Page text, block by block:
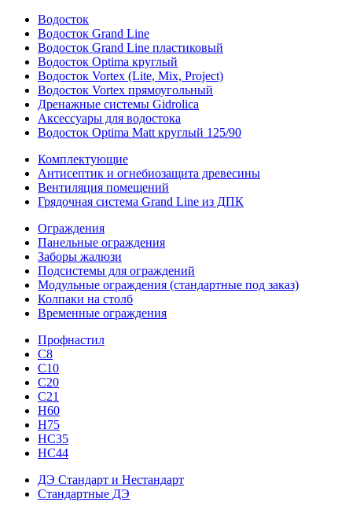
Водосток
Водосток Grand Line
Водосток Grand Line пластиковый
Водосток Optima круглый
Водосток Vortex (Lite, Mix, Project)
Водосток Vortex прямоугольный
Дренажные системы Gidrolica
Аксессуары для водостока
Водосток Optima Matt круглый 125/90
Комплектующие
Антисептик и огнебиозащита древесины
Вентиляция помещений
Грядочная система Grand Line из ДПК
Ограждения
Панельные ограждения
Заборы жалюзи
Подсистемы для ограждений
Модульные ограждения (стандартные под заказ)
Колпаки на столб
Временные ограждения
Профнастил
С8
С10
С20
С21
H60
H75
HС35
НС44
ДЭ Стандарт и Нестандарт
Стандартные ДЭ